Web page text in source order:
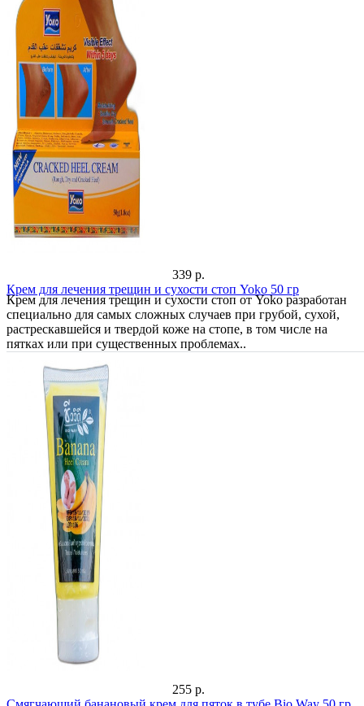
339 р.
Крем для лечения трещин и сухости стоп Yoko 50 гр
Крем для лечения трещин и сухости стоп от Yoko разработан
специально для самых сложных случаев при грубой, сухой,
растрескавшейся и твердой коже на стопе, в том числе на
пятках или при существенных проблемах..
255 р.